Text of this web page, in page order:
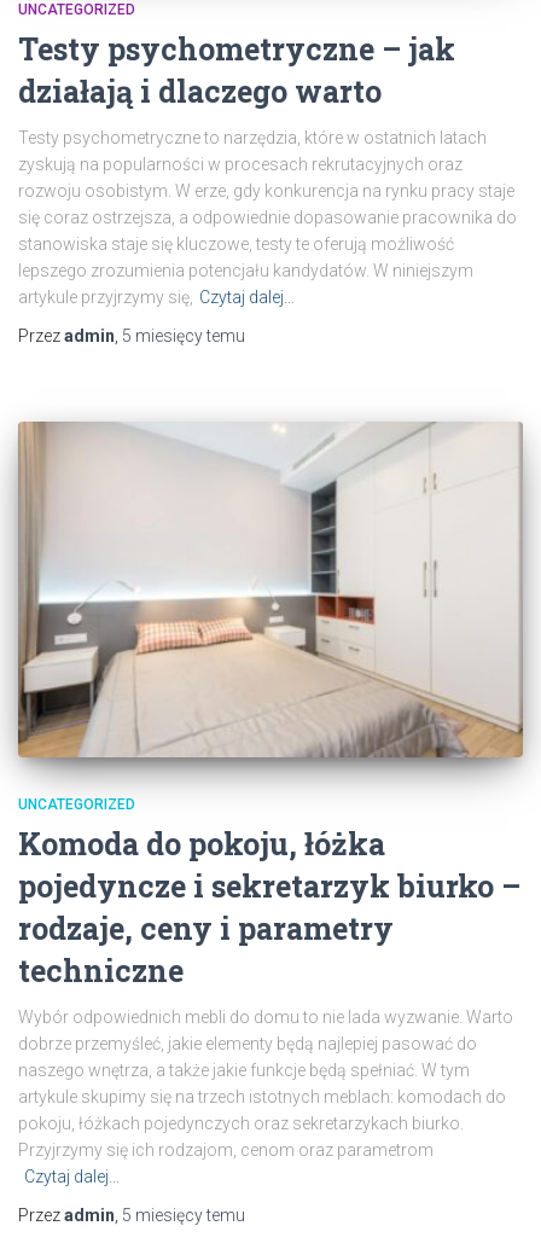
UNCATEGORIZED
Testy psychometryczne – jak
działają i dlaczego warto
Testy psychometryczne to narzędzia, które w ostatnich latach
zyskują na popularności w procesach rekrutacyjnych oraz
rozwoju osobistym. W erze, gdy konkurencja na rynku pracy staje
się coraz ostrzejsza, a odpowiednie dopasowanie pracownika do
stanowiska staje się kluczowe, testy te oferują możliwość
lepszego zrozumienia potencjału kandydatów. W niniejszym
artykule przyjrzymy się, Czytaj dalej…
Przezadmin 5 miesięcytemu
UNCATEGORIZED
Komoda do pokoju, łóżka
pojedyncze i sekretarzyk biurko –
rodzaje, ceny i parametry
techniczne
Wybór odpowiednich mebli do domu to nie lada wyzwanie. Warto
dobrze przemyśleć, jakie elementy będą najlepiej pasować do
naszego wnętrza, a także jakie funkcje będą spełniać. W tym
artykule skupimy się na trzech istotnych meblach: komodach do
pokoju, łóżkach pojedynczych oraz sekretarzykach biurko.
Przyjrzymy się ich rodzajom, cenom oraz parametrom
Czytaj dalej…
Przezadmin, 5 miesięcytemu